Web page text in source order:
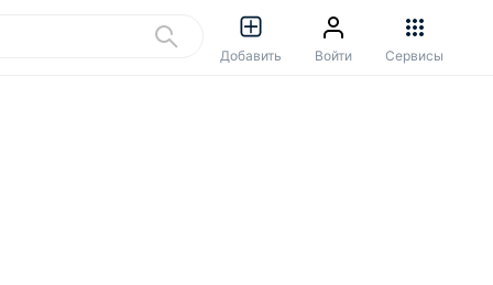
Добавить Войти Сервисы